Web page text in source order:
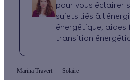
pour vous éclairer
sujets liés à
énergétique, aides
transition
Marina Travert Solaire